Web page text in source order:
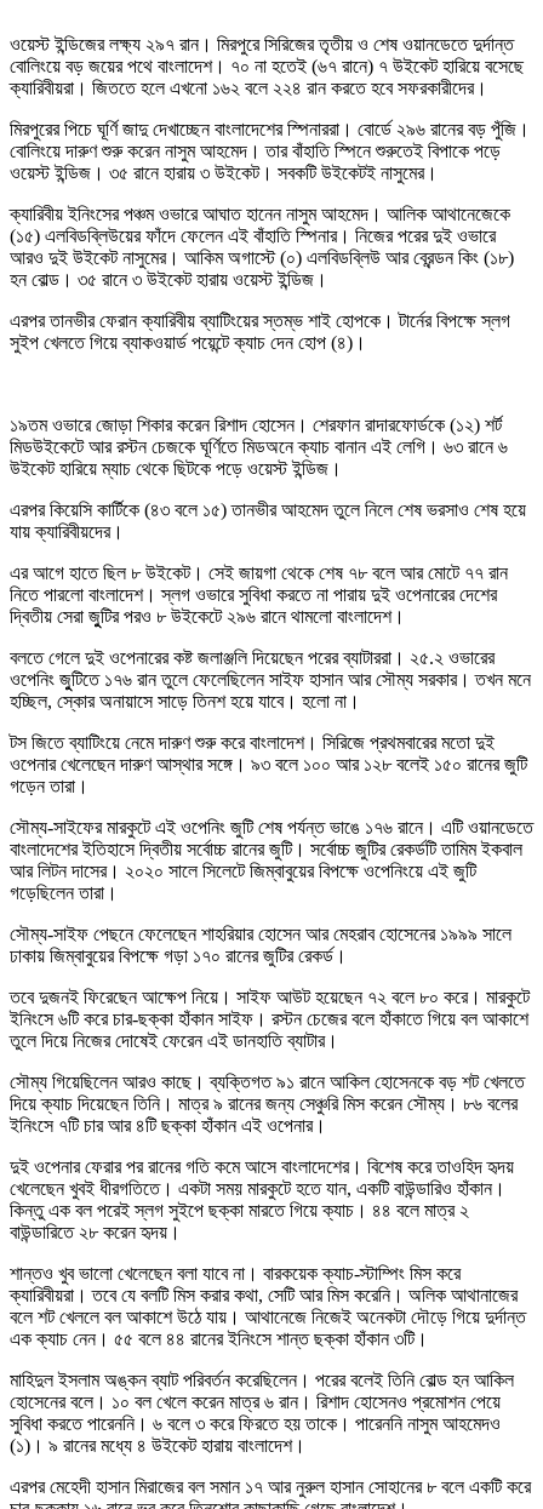
ওয়েস্ট ইন্ডিজের লক্ষ্য ২৯৭ রান। মিরপুরে সিরিজের তৃতীয় ও শেষ ওয়ানডেতে দুর্দান্ত
বোলিংয়ে বড় জয়ের পথে বাংলাদেশ। ৭০ না হতেই (৬৭ রানে) ৭ উইকেট হারিয়ে বসেছে
ক্যারিবীয়রা। জিততে হলে এখনো ১৬২ বলে ২২৪ রান করতে হবে সফরকারীদের।
মিরপুরের পিচে ঘূর্ণি জাদু দেখাচ্ছেন বাংলাদেশের স্পিনাররা। বোর্ডে ২৯৬ রানের বড় পুঁজি।
বোলিংয়ে দারুণ শুরু করেন নাসুম আহমেদ। তার বাঁহাতি স্পিনে শুরুতেই বিপাকে পড়ে
ওয়েস্ট ইন্ডিজ। ৩৫ রানে হারায় ৩ উইকেট। সবকটি উইকেটই নাসুমের।
ক্যারিবীয় ইনিংসের পঞ্চম ওভারে আঘাত হানেন নাসুম আহমেদ। আলিক আথানেজেকে
(১৫) এলবিডব্লিউয়ের ফাঁদে ফেলেন এই বাঁহাতি স্পিনার। নিজের পরের দুই ওভারে
আরও দুই উইকেট নাসুমের। আকিম অগাস্টে (০) এলবিডব্লিউ আর ব্রেন্ডন কিং (১৮)
হন বোল্ড। ৩৫ রানে ৩ উইকেট হারায় ওয়েস্ট ইন্ডিজ।
এরপর তানভীর ফেরান ক্যারিবীয় ব্যাটিংয়ের স্তম্ভ শাই হোপকে। টার্নের বিপক্ষে স্লগ
সুইপ খেলতে গিয়ে ব্যাকওয়ার্ড পয়েন্টে ক্যাচ দেন হোপ (৪)।
১৯তম ওভারে জোড়া শিকার করেন রিশাদ হোসেন। শেরফান রাদারফোর্ডকে (১২) শর্ট
মিডউইকেটে আর রস্টন চেজকে ঘূর্ণিতে মিডঅনে ক্যাচ বানান এই লেগি। ৬৩ রানে ৬
উইকেট হারিয়ে ম্যাচ থেকে ছিটকে পড়ে ওয়েস্ট ইন্ডিজ।
এরপর কিয়েসি কার্টিকে (৪৩ বলে ১৫) তানভীর আহমেদ তুলে নিলে শেষ ভরসাও শেষ হয়ে
যায় ক্যারিবীয়দের।
এর আগে হাতে ছিল ৮ উইকেট। সেই জায়গা থেকে শেষ ৭৮ বলে আর মোটে ৭৭ রান
নিতে পারলো বাংলাদেশ। স্লগ ওভারে সুবিধা করতে না পারায় দুই ওপেনারের দেশের
দ্বিতীয় সেরা জুুটির পরও ৮ উইকেটে ২৯৬ রানে থামলো বাংলাদেশ।
বলতে গেলে দুই ওপেনারের কষ্ট জলাঞ্জলি দিয়েছেন পরের ব্যাটাররা। ২৫.২ ওভারের
ওপেনিং জুুটিতে ১৭৬ রান তুলে ফেলেছিলেন সাইফ হাসান আর সৌম্য সরকার। তখন মনে
হচ্ছিল, স্কোর অনায়াসে সাড়ে তিনশ হয়ে যাবে। হলো না।
টস জিতে ব্যাটিংয়ে নেমে দারুণ শুরু করে বাংলাদেশ। সিরিজে প্রথমবারের মতো দুই
ওপেনার খেলেছেন দারুণ আস্থার সঙ্গে। ৯৩ বলে ১০০ আর ১২৮ বলেই ১৫০ রানের জুটি
গড়েন তারা।
সৌম্য-সাইফের মারকুটে এই ওপেনিং জুটি শেষ পর্যন্ত ভাঙে ১৭৬ রানে। এটি ওয়ানডেতে
বাংলাদেশের ইতিহাসে দ্বিতীয় সর্বোচ্চ রানের জুটি। সর্বোচ্চ জুটির রেকর্ডটি তামিম ইকবাল
আর লিটন দাসের। ২০২০ সালে সিলেটে জিম্বাবুয়ের বিপক্ষে ওপেনিংয়ে এই জুটি
গড়েছিলেন তারা।
সৌম্য-সাইফ পেছনে ফেলেছেন শাহরিয়ার হোসেন আর মেহরাব হোসেনের ১৯৯৯ সালে
ঢাকায় জিম্বাবুয়ের বিপক্ষে গড়া ১৭০ রানের জুটির রেকর্ড।
তবে দুজনই ফিরেছেন আক্ষেপ নিয়ে। সাইফ আউট হয়েছেন ৭২ বলে ৮০ করে। মারকুটে
ইনিংসে ৬টি করে চার-ছক্কা হাঁকান সাইফ। রস্টন চেজের বলে হাঁকাতে গিয়ে বল আকাশে
তুলে দিয়ে নিজের দোষেই ফেরেন এই ডানহাতি ব্যাটার।
সৌম্য গিয়েছিলেন আরও কাছে। ব্যক্তিগত ৯১ রানে আকিল হোসেনকে বড় শট খেলতে
দিয়ে ক্যাচ দিয়েছেন তিনি। মাত্র ৯ রানের জন্য সেঞ্চুরি মিস করেন সৌম্য। ৮৬ বলের
ইনিংসে ৭টি চার আর ৪টি ছক্কা হাঁকান এই ওপেনার।
দুই ওপেনার ফেরার পর রানের গতি কমে আসে বাংলাদেশের। বিশেষ করে তাওহিদ হৃদয়
খেলেছেন খুবই ধীরগতিতে। একটা সময় মারকুটে হতে যান, একটি বাউন্ডারিও হাঁকান।
কিন্তু এক বল পরেই স্লগ সুইপে ছক্কা মারতে গিয়ে ক্যাচ। ৪৪ বলে মাত্র ২
বাউন্ডারিতে ২৮ করেন হৃদয়।
শান্তও খুব ভালো খেলেছেন বলা যাবে না। বারকয়েক ক্যাচ-স্টাম্পিং মিস করে
ক্যারিবীয়রা। তবে যে বলটি মিস করার কথা, সেটি আর মিস করেনি। অলিক আথানাজের
বলে শট খেললে বল আকাশে উঠে যায়। আথানেজে নিজেই অনেকটা দৌড়ে গিয়ে দুর্দান্ত
এক ক্যাচ নেন। ৫৫ বলে ৪৪ রানের ইনিংসে শান্ত ছক্কা হাঁকান ৩টি।
মাহিদুল ইসলাম অঙ্কন ব্যাট পরিবর্তন করেছিলেন। পরের বলেই তিনি বোল্ড হন আকিল
হোসেনের বলে। ১০ বল খেলে করেন মাত্র ৬ রান। রিশাদ হোসেনও প্রমোশন পেয়ে
সুবিধা করতে পারেননি। ৬ বলে ৩ করে ফিরতে হয় তাকে। পারেননি নাসুম আহমেদও
(১)। ৯ রানের মধ্যে ৪ উইকেট হারায় বাংলাদেশ।
এরপর মেহেদী হাসান মিরাজের বল সমান ১৭ আর নুরুল হাসান সোহানের ৮ বলে একটি করে